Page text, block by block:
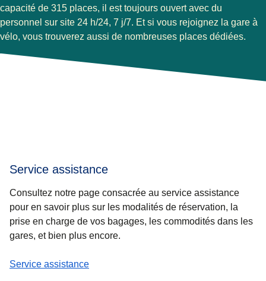
capacité de 315 places, il est toujours ouvert avec du
personnel sur site 24 h/24, 7 j/7. Et si vous rejoignez la gare à
vélo, vous trouverez aussi de nombreuses places dédiées.
Service assistance
Consultez notre page consacrée au service assistance
pour en savoir plus sur les modalités de réservation, la
prise en charge de vos bagages, les commodités dans les
gares, et bien plus encore.
Service assistance
-Service assistance